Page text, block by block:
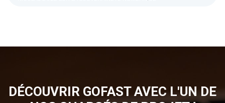
DÉCOUVRIR GOFAST AVEC L'UN DE